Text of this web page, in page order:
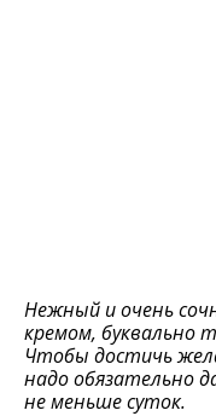
Нежный и очень
кремом, буквально
Чтобы достичь
надо обязательно
не меньше суток.